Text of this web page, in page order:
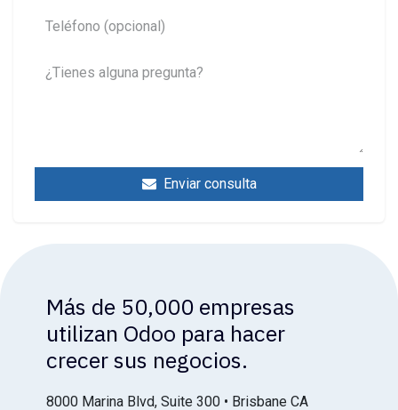
Enviar consulta
Más de 50,000 empresas
utilizan Odoo para hacer
crecer sus negocios.
8000 Marina Blvd, Suite 300 • Brisbane CA